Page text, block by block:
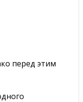
перед этим